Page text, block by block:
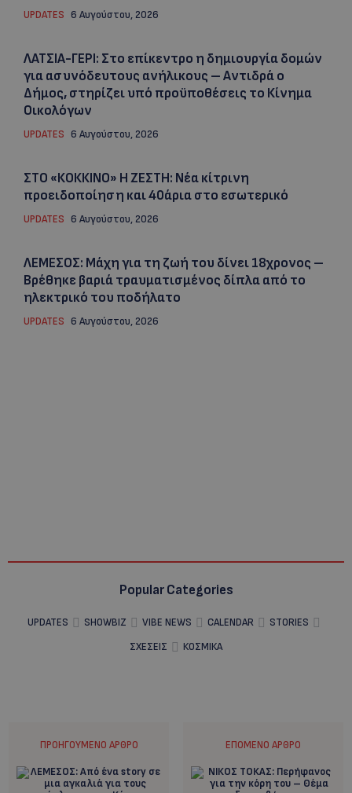
UPDATES 6 Αυγούστου, 2026
ΛΑΤΣΙΑ-ΓΕΡΙ: Στο επίκεντρο η δημιουργία δομών
για ασυνόδευτους ανήλικους – Αντιδρά ο
Δήμος, στηρίζει υπό προϋποθέσεις το Κίνημα
Οικολόγων
UPDATES 6 Αυγούστου, 2026
ΣΤΟ «ΚΟΚΚΙΝΟ» Η ΖΕΣΤΗ: Νέα κίτρινη
προειδοποίηση και 40άρια στο εσωτερικό
UPDATES 6 Αυγούστου, 2026
ΛΕΜΕΣΟΣ: Μάχη για τη ζωή του δίνει 18χρονος –
Βρέθηκε βαριά τραυματισμένος δίπλα από το
ηλεκτρικό του ποδήλατο
UPDATES 6 Αυγούστου, 2026
Popular Categories
UPDATES SHOWBIZ VIBE NEWS CALENDAR
STORIES
ΣΧΕΣΕΙΣ
ΚΟΣΜΙΚΑ
ΠΡΟΗΓΟΎΜΕΝΟ ΆΡΘΡΟ ΕΠΌΜΕΝΟ ΆΡΘΡΟ